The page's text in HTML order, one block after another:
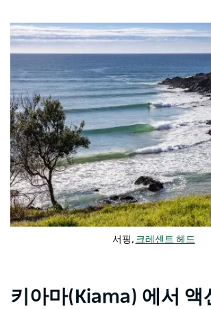
서핑, 크레센트 헤드
키아마(Kiama) 에서 액